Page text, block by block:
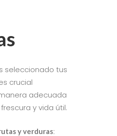
seleccionado tus
crucial
adecuada
y vida útil.
y verduras: